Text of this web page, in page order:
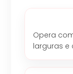
Opera
larguras e